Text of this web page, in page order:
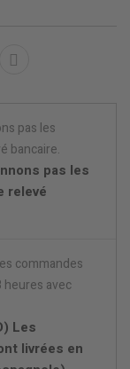
pas les
relevé
Les
livrées en